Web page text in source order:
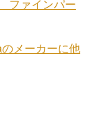
ファインパー
メーカーに他